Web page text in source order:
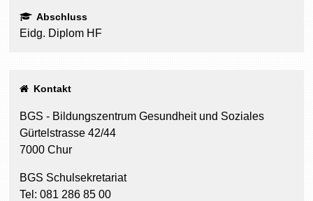
Abschluss
Eidg. Diplom HF
Kontakt
BGS - Bildungszentrum Gesundheit und Soziales
Gürtelstrasse 42/44
7000 Chur
BGS Schulsekretariat
Tel: 081 286 85 00